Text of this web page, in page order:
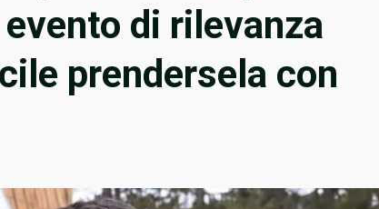
di rilevanza
prendersela con